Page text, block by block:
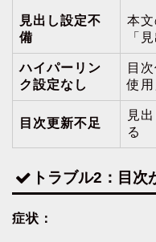
見出し設定不
備
本
「
ハイパーリン
ク設定なし
目
使
目次更新不足
見
る
トラブル2：目
症状：